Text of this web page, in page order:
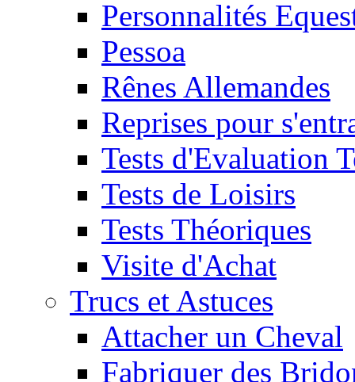
Personnalités
Pessoa
Rênes Allemandes
Reprises pour
Tests d'Evaluation
Tests de Loisirs
Tests Théoriques
Visite d'Achat
Trucs et Astuces
Attacher un Cheval
Fabriquer des